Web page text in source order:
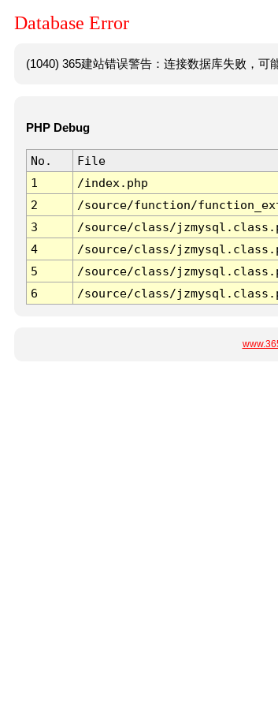
Database Error
(1040) 365建站错误警告：连接数据库失败，可
PHP Debug
No. File
1
/index.php
2
/source/function/
3
/source/class/
4
/source/class/
5
/source/class/
6
/source/class/